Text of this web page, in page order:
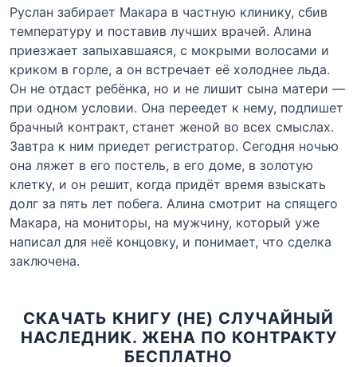
Руслан забирает Макара в частную клинику, сбив
температуру и поставив лучших врачей. Алина
приезжает запыхавшаяся, с мокрыми волосами и
криком в горле, а он встречает её холоднее льда.
Он не отдаст ребёнка, но и не лишит сына матери —
при одном условии. Она переедет к нему, подпишет
брачный контракт, станет женой во всех смыслах.
Завтра к ним приедет регистратор. Сегодня ночью
она ляжет в его постель, в его доме, в золотую
клетку, и он решит, когда придёт время взыскать
долг за пять лет побега. Алина смотрит на спящего
Макара, на мониторы, на мужчину, который уже
написал для неё концовку, и понимает, что сделка
заключена.
СКАЧАТЬ КНИГУ (НЕ) СЛУЧАЙНЫЙ
НАСЛЕДНИК. ЖЕНА ПО КОНТРАКТУ
БЕСПЛАТНО